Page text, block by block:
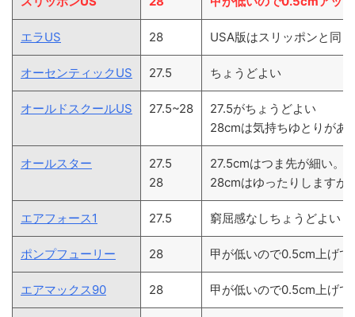
エラUS 28 USA版はスリッポンと同
オーセンティックUS 27.5 ちょうどよい
オールドスクールUS 27.5~28
27.5がちょうどよい
28cmは気持ちゆとりがあ
オールスター
27.5
28
27.5cmはつま先が細い。
28cmはゆったりしますが
エアフォース1 27.5 窮屈感なしちょうどよい
ポンプフューリー 28 甲が低いので0.5cm上げて
エアマックス90 28 甲が低いので0.5cm上げて